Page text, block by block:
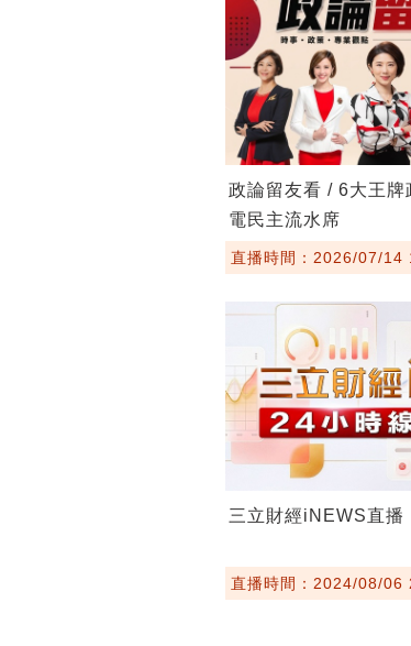
政論留友看 / 6大王牌
電民主流水席
直播時間：2026/07/14
三立財經iNEWS直播
直播時間：2024/08/06